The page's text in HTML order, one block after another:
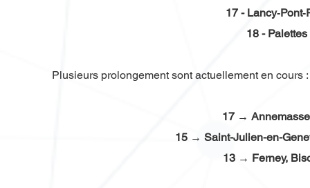
17 -
18 -
Plusieurs prolongement sont actuellement en cours :
17 →
15 → Saint-Julien-en-
13 → Ferney,